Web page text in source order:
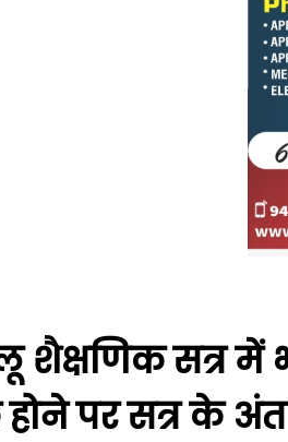
शैक्षणिक सत्र में
होने पर सत्र के